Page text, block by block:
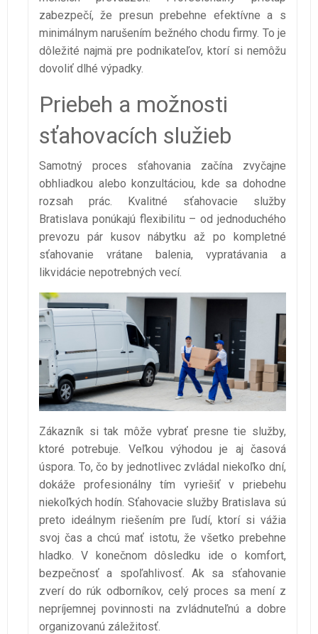
zabezpečí, že presun prebehne efektívne a s
minimálnym narušením bežného chodu firmy. To je
dôležité najmä pre podnikateľov, ktorí si nemôžu
dovoliť dlhé výpadky.
Priebeh a možnosti
sťahovacích služieb
Samotný proces sťahovania začína zvyčajne
obhliadkou alebo konzultáciou, kde sa dohodne
rozsah prác. Kvalitné sťahovacie služby
Bratislava ponúkajú flexibilitu – od jednoduchého
prevozu pár kusov nábytku až po kompletné
sťahovanie vrátane balenia, vypratávania a
likvidácie nepotrebných vecí.
Zákazník si tak môže vybrať presne tie služby,
ktoré potrebuje. Veľkou výhodou je aj časová
úspora. To, čo by jednotlivec zvládal niekoľko dní,
dokáže profesionálny tím vyriešiť v priebehu
niekoľkých hodín. Sťahovacie služby Bratislava sú
preto ideálnym riešením pre ľudí, ktorí si vážia
svoj čas a chcú mať istotu, že všetko prebehne
hladko. V konečnom dôsledku ide o komfort,
bezpečnosť a spoľahlivosť. Ak sa sťahovanie
zverí do rúk odborníkov, celý proces sa mení z
nepríjemnej povinnosti na zvládnuteľnú a dobre
organizovanú záležitosť.